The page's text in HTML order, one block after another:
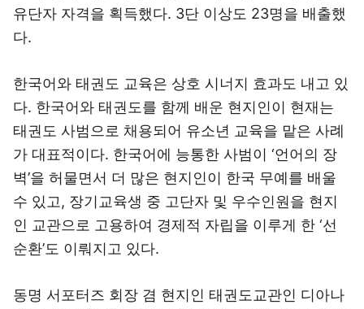
유단자 자격을 획득했다. 3단 이상도 23명을 배출했
다.
한국어와 태권도 교육은 상호 시너지 효과도 내고 있
다. 한국어와 태권도를 함께 배운 현지인이 현재는
태권도 사범으로 채용되어 유소년 교육을 맡은 사례
가 대표적이다. 한국어에 능통한 사범이 ‘언어의 장
벽’을 허물면서 더 많은 현지인이 한국 무예를 배울
수 있고, 장기교육생 중 고단자 및 우수인원을 현지
인 교관으로 고용하여 경제적 자립을 이루게 한 ‘선
순환’도 이뤄지고 있다.
동명 서포터즈 회장 겸 현지인 태권도교관인 디아나